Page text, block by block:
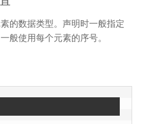
的数据类型。声明时一般指定
般使用每个元素的序号。